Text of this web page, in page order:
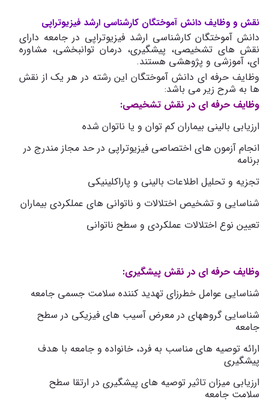
نقش و وظایف دانش آموختگان کارشناسی ارشد فیزیوتراپی
دانش آموختگان کارشناسی ارشد فیزیوتراپی در جامعه دارای
نقش های تشخیصی، پیشگیری، درمان توانبخشی، مشاوره
ای، آموزشی و پژوهشی هستند.
وظایف حرفه ای دانش آموختگان این رشته در هر یک از نقش
ها به شرح زیر می باشد:
وظایف حرفه ای در نقش تشخیصی:
ارزیابی بالینی بیماران کم توان و یا ناتوان شده
انجام آزمون های اختصاصی فیزیوتراپی در حد مجاز مندرج در
برنامه
تجزیه و تحلیل اطلاعات بالینی و پاراکلینیکی
شناسایی و تشخیص اختلالات و ناتوانی های عملکردی بیماران
تعیین نوع اختلالات عملکردی و سطح ناتوانی
وظایف حرفه ای در نقش پیشگیری:
شناسایی عوامل خطرزای تهدید کننده سلامت جسمی جامعه
شناسایی گروههای در معرض آسیب های فیزیکی در سطح
جامعه
ارائه توصیه های مناسب به فرد، خانواده و جامعه با هدف
پیشگیری
ارزیابی میزان تاثیر توصیه های پیشگیری در ارتقا سطح
سلامت جامعه